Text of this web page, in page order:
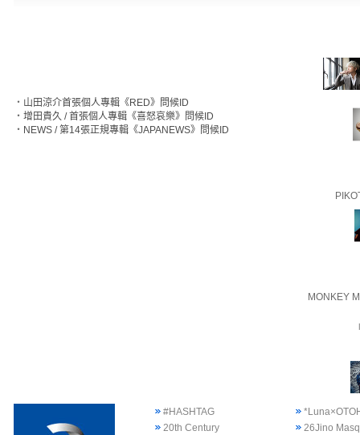
‧ 山田涼介首張個人專輯《RED》問候ID
‧ 增田貴久 / 首張個人專輯《喜怒哀樂》問候ID
‧ NEWS / 第14張正規專輯《JAPANEWS》問候ID
MONKEY
#HASHTAG
20th Century
26Jino